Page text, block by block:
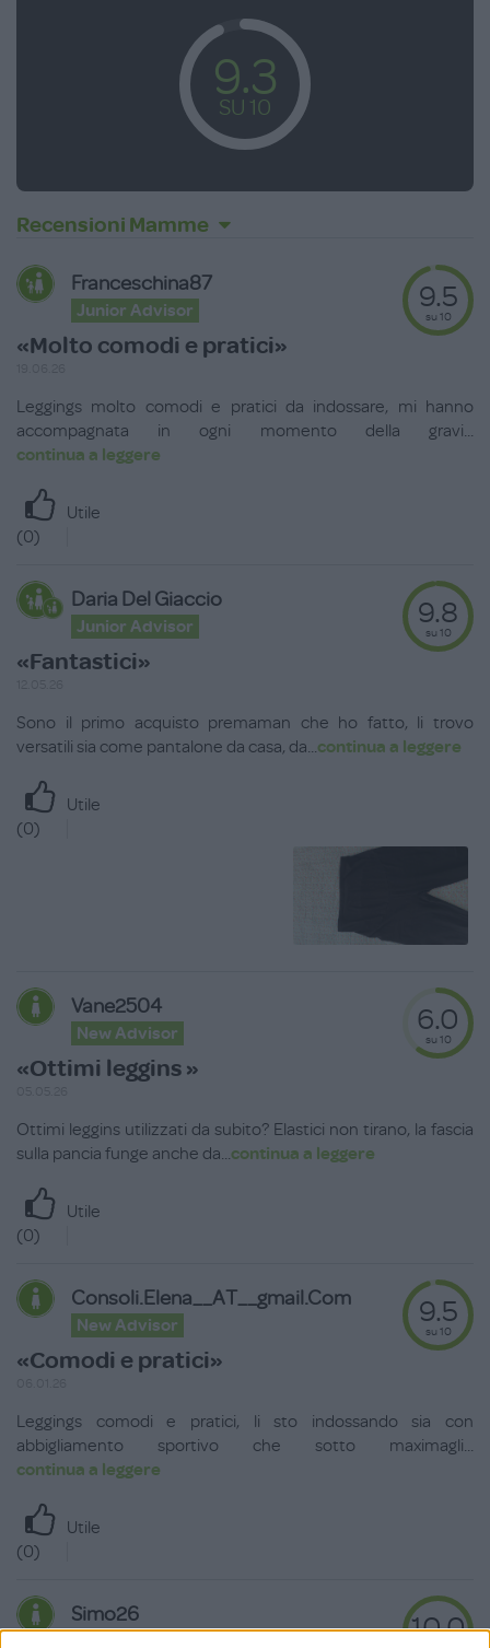
9.3
SU 10
Recensioni Mamme
Franceschina87
Junior Advisor
«Molto comodi e pratici»
9.5
su 10
Leggings molto comodi e pratici da indossare, mi hanno
accompagnata in ogni momento della gravi...
continua a leggere
Utile
(0)
Daria Del Giaccio
Junior Advisor
«Fantastici»
9.8
su 10
Sono il primo acquisto premaman che ho fatto, li trovo
versatili sia come pantalone da casa, da...continua a leggere
Utile
(0)
Vane2504
New Advisor
«Ottimi leggins »
6.0
su 10
Ottimi leggins utilizzati da subito? Elastici non tirano, la fascia
sulla pancia funge anche da...continua a leggere
Utile
(0)
Consoli.elena__AT__gmail.com
New Advisor
«Comodi e pratici»
9.5
su 10
Leggings comodi e pratici, li sto indossando sia con
abbigliamento sportivo che sotto maximagli...
continua a leggere
Utile
(0)
Simo26 10.0